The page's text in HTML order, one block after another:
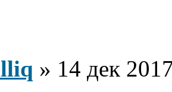
» 14 дек